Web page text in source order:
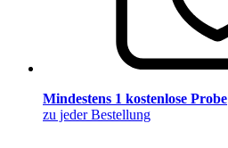
Mindestens 1 kostenlose Probe
zu jeder Bestellung